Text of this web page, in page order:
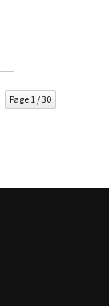
Page 1 / 30